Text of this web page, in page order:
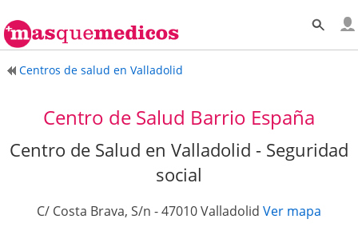
Centros de salud en Valladolid
Centro de Salud Barrio España
Centro de Salud en Valladolid - Seguridad
social
C/ Costa Brava, S/n -47010Valladolid Ver mapa